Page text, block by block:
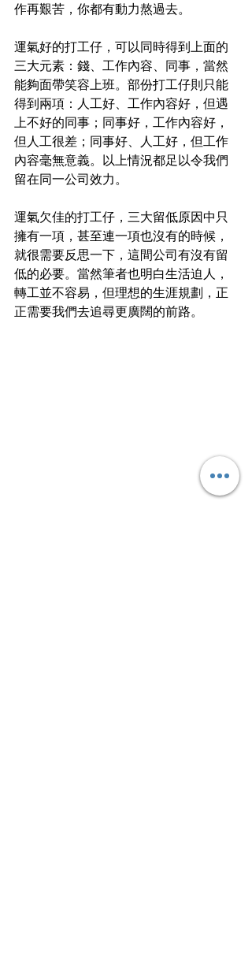
作再艱苦，你都有動力熬過去。
運氣好的打工仔，可以同時得到上面的
三大元素：錢、工作內容、同事，當然
能夠面帶笑容上班。部份打工仔則只能
得到兩項：人工好、工作內容好，但遇
上不好的同事；同事好，工作內容好，
但人工很差；同事好、人工好，但工作
內容毫無意義。以上情況都足以令我們
留在同一公司效力。
運氣欠佳的打工仔，三大留低原因中只
擁有一項，甚至連一項也沒有的時候，
就很需要反思一下，這間公司有沒有留
低的必要。當然筆者也明白生活迫人，
轉工並不容易，但理想的生涯規劃，正
正需要我們去追尋更廣闊的前路。